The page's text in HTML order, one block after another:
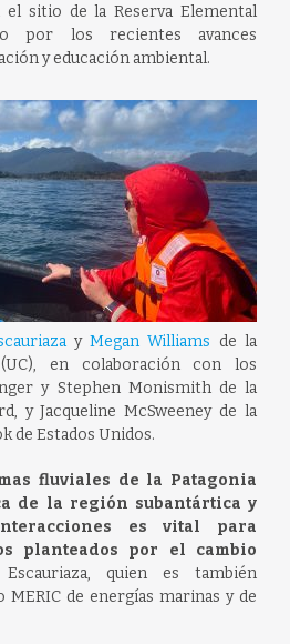
el sitio de la Reserva Elemental
por los recientes avances
y educación ambiental.
yMegan Williams de la
en colaboración con los
y Stephen Monismith de la
y Jacqueline McSweeney de la
de Estados Unidos.
fluviales de la Patagonia
de la región subantártica y
es vital para
planteados por el cambio
quien es también
de energías marinas y de